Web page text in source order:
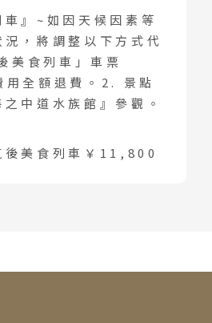
車』~如因天候因素等
，將調整以下方式代
美食列車」車票
全額退費。2. 景點
中道水族館』參觀。
後美食列車￥11,800